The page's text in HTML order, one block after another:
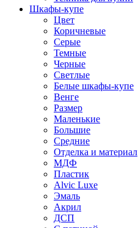
Шкафы-купе
Цвет
Коричневые
Серые
Темные
Черные
Светлые
Белые шкафы-купе
Венге
Размер
Маленькие
Большие
Средние
Отделка и материал
МДФ
Пластик
Alvic Luxe
Эмаль
Акрил
ДСП